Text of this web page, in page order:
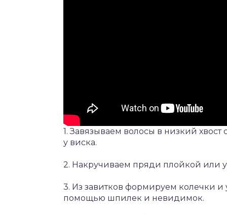
1. Завязываем волосы в низкий
у виска.
2. Накручиваем пряди плойкой или
3. Из завитков формируем колечки и
помощью шпилек и невидимок.